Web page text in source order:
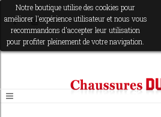
Notre boutique utilise des cookies pour
améliorer l'expérience utilisateur et nous vous
recommandons d'accepter leur utilisation
pour profiter pleinement de votre navigation.